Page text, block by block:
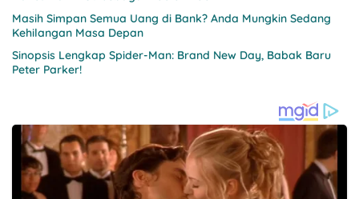
Masih Simpan Semua Uang di Bank? Anda Mungkin Sedang
Kehilangan Masa Depan
Sinopsis Lengkap Spider-Man: Brand New Day, Babak Baru
Peter Parker!